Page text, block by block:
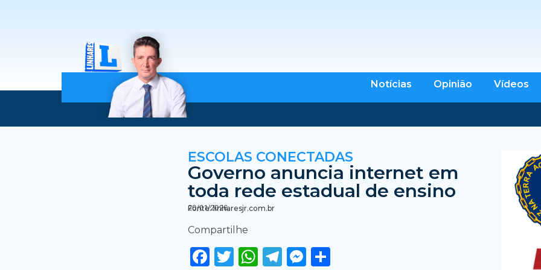
Notícias Opinião Vídeos
ESCOLAS CONECTADAS
Governo anuncia internet em
toda rede estadual de ensino
Fonte: linharesjr.com.br
20/01/2026
Compartilhe
Facebook
Twitter
WhatsApp
Telegram
Messenger